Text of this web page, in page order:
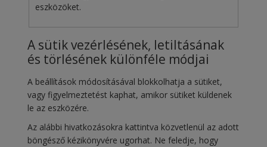
eszközöket.
A sütik vezérlésének, letiltásának
és törlésének különféle módjai
A beállítások módosításával blokkolhatja a sütiket,
vagy figyelmeztetést kaphat, amikor sütiket küldenek
le az eszközére.
Az alábbi hivatkozásokra kattintva közvetlenül az adott
böngésző kézikönyvére ugorhat. Ne feledje, hogy